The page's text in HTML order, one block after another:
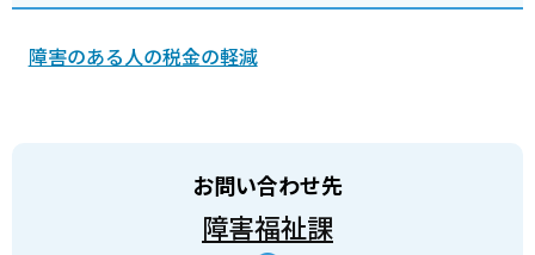
障害のある人の税金の軽減
お問い合わせ先
障害福祉課